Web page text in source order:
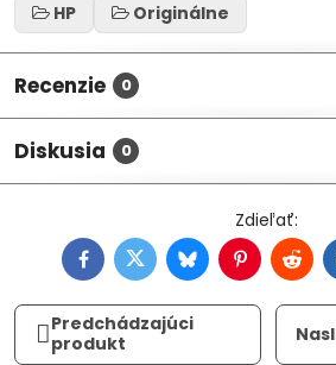
HP
Originálne
Recenzie 0
Diskusia 0
FacebookTwitterBlueskyPinterest
Predchádzajúci
produkt